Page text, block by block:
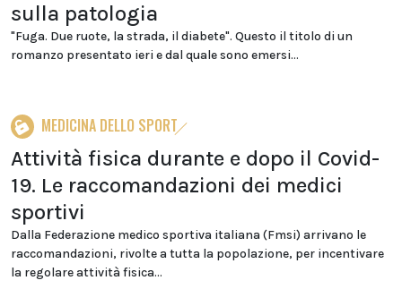
sulla patologia
"Fuga. Due ruote, la strada, il diabete". Questo il titolo di un
romanzo presentato ieri e dal quale sono emersi...
MEDICINA DELLO SPORT
Attività fisica durante e dopo il Covid-
19. Le raccomandazioni dei medici
sportivi
Dalla Federazione medico sportiva italiana (Fmsi) arrivano le
raccomandazioni, rivolte a tutta la popolazione, per incentivare
la regolare attività fisica...